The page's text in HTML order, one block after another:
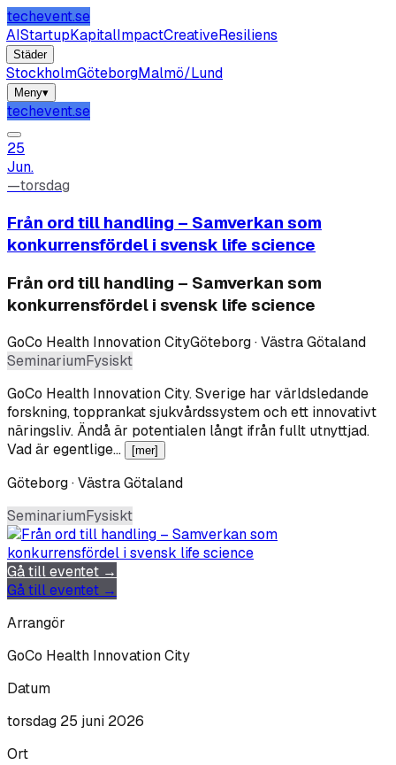
techevent.se
AIStartupKapitalImpactCreativeResiliens
Städer
StockholmGöteborgMalmö/Lund
Meny▾
techevent.se
25
Jun.
—torsdag
Från ord till handling – Samverkan som
konkurrensfördel i svensk life science
Från ord till handling – Samverkan som
konkurrensfördel i svensk life science
GoCo Health Innovation CityGöteborg · Västra Götaland
SeminariumFysiskt
GoCo Health Innovation City.Sverige har världsledande
forskning, topprankat sjukvårdssystem och ett innovativt
näringsliv. Ändå är potentialen långt ifrån fullt utnyttjad.
Vad är egentlige…
[mer]
Göteborg · Västra Götaland
SeminariumFysiskt
Gå till eventet →
Gå till eventet →
Arrangör
GoCo Health Innovation City
Datum
torsdag 25 juni 2026
Ort